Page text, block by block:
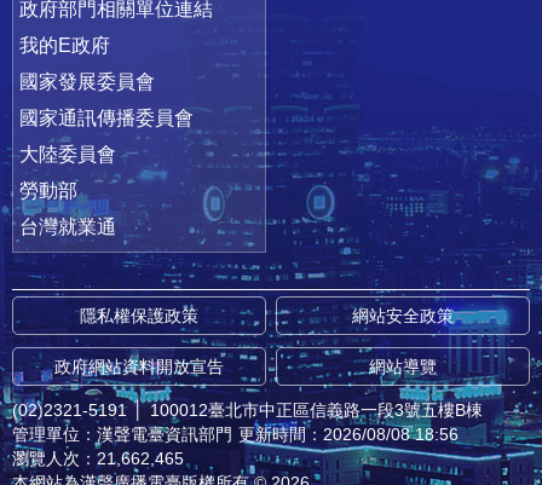
政府部門相關單位連結
我的E政府
國家發展委員會
國家通訊傳播委員會
大陸委員會
勞動部
台灣就業通
隱私權保護政策 網站安全政策
政府網站資料開放宣告 網站導覽
(02)2321-5191 │ 100012臺北市中正區信義路一段3號五樓B棟
管理單位：漢聲電臺資訊部門 更新時間：2026/08/08 18:56
瀏覽人次：21,662,465